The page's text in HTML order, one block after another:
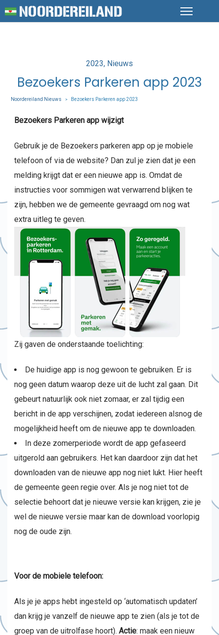
Posted
in
2023 Nieuws
Bezoekers Parkeren app 2023
Noordereiland Nieuws > Bezoekers Parkeren app 2023
Bezoekers Parkeren app wijzigt
Gebruik je de Bezoekers parkeren app op je mobiele
telefoon of via de website? Dan zul je zien dat je een
melding krijgt dat er een nieuwe app is. Omdat de
instructies voor sommigen wat verwarrend blijken te
zijn, hebben we de gemeente gevraagd om nog wat
extra uitleg te geven.
Zij gaven de onderstaande toelichting:
De huidige app is nog gewoon te gebruiken. Er is
nog geen datum waarop deze uit de lucht zal gaan. Dit
gebeurt natuurlijk ook niet zomaar, er zal tijdig een
bericht in de app verschijnen, zodat iedereen alsnog de
mogelijkheid heeft om de nieuwe app te downloaden.
In deze zomerperiode wordt de app gefaseerd
uitgerold aan gebruikers. Het kan daardoor zijn dat het
downloaden van de nieuwe app nog niet lukt. Hier heeft
de gemeente geen regie over. Als je nog niet tot de
selectie behoort dat je nieuwe versie kan krijgen, zie je
wel de nieuwe versie maar kan de download voorlopig
nog de oude zijn.
Voor de mobiele telefoon:
Als je je apps hebt ingesteld op ‘automatisch updaten’
dan krijg je vanzelf de nieuwe app te zien (als je tot de
groep van de uitrolfase hoort). Actie: maak een nieuw